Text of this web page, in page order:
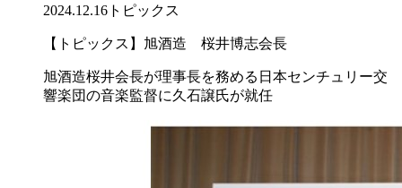
2024.12.16 トピックス
【トピックス】旭酒造 桜井博志会長
旭酒造桜井会長が理事長を務める日本センチュリー交
響楽団の音楽監督に久石譲氏が就任